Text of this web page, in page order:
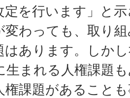
定を行います」と
変わっても、取り
はあります。しか
生まれる人権課題
権課題があること